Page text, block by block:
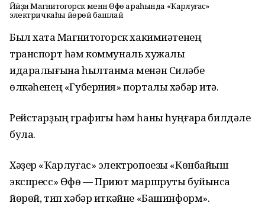
Йәйҙән Магнитогорск менән Өфө араһында «Ҡарлуғас»
электричкаһы йөрөй башлай
Был хаҡта Магнитогорск хакимиәтенең
транспорт һәм коммуналь хужалыҡ
идаралығына һылтанма менән Силәбе
өлкәһенең «Губерния» порталы хәбәр итә.
Рейстарҙың графигы һәм һаны һуңғараҡ билдәле
була.
Хәҙер «Ҡарлуғас» электропоезы «Көнбайыш
экспресс» Өфө — Приют маршруты буйынса
йөрөй, тип хәбәр иткәйне «Башинформ».